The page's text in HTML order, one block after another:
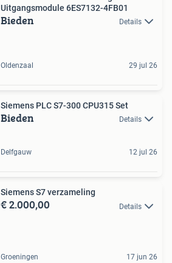
Uitgangsmodule 6ES7132-4FB01
Bieden Details
Oldenzaal 29 jul 26
Siemens PLC S7-300 CPU315 Set
Bieden Details
Delfgauw 12 jul 26
Siemens S7 verzameling
€ 2.000,00 Details
Groeningen 17 jun 26